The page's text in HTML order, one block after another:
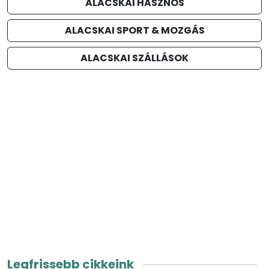
ALACSKAI SPORT & MOZGÁS
ALACSKAI SZÁLLÁSOK
Legfrissebb cikkeink